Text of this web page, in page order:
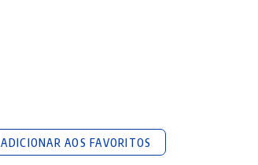
ADICIONAR AOS FAVORITOS